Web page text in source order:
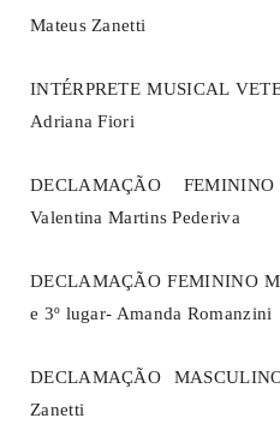
Mateus Zanetti
INTÉRPRETE MUSICAL
Adriana Fiori
DECLAMAÇÃO
Valentina Martins Pederiva
DECLAMAÇÃO FEMININO
e 3º lugar- Amanda Romanzini
DECLAMAÇÃO
Zanetti